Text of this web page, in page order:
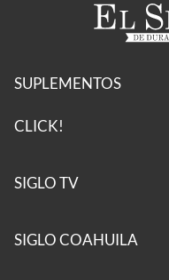
SUPLEMENTOS
CLICK!
SIGLO TV
SIGLO COAHUILA